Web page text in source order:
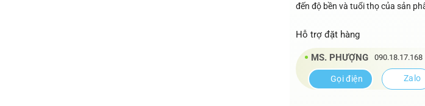
đến độ bền và tuổi thọ của sản
Hỗ trợ đặt hàng
MS. PHƯỢNG 090.18.17.168
Gọi điện Zalo